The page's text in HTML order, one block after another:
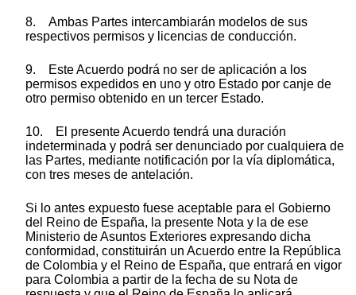
8. Ambas Partes intercambiarán modelos de sus
respectivos permisos y licencias de conducción.
9. Este Acuerdo podrá no ser de aplicación a los
permisos expedidos en uno y otro Estado por canje de
otro permiso obtenido en un tercer Estado.
10. El presente Acuerdo tendrá una duración
indeterminada y podrá ser denunciado por cualquiera de
las Partes, mediante notificación por la vía diplomática,
con tres meses de antelación.
Si lo antes expuesto fuese aceptable para el Gobierno
del Reino de España, la presente Nota y la de ese
Ministerio de Asuntos Exteriores expresando dicha
conformidad, constituirán un Acuerdo entre la República
de Colombia y el Reino de España, que entrará en vigor
para Colombia a partir de la fecha de su Nota de